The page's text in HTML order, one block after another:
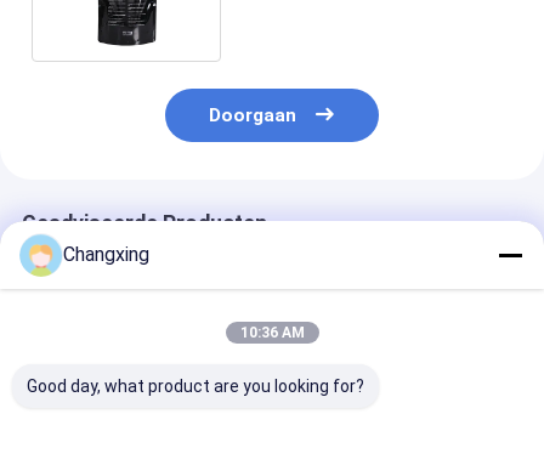
Doorgaan
Geadviseerde Producten
Changxing
10:36 AM
Good day, what product are you looking for?